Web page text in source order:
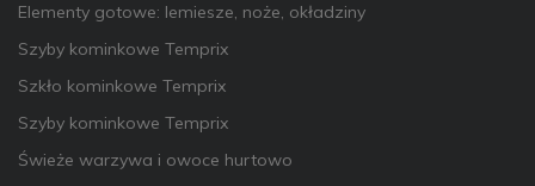
Elementy gotowe: lemiesze, noże, okładziny
Szyby kominkowe Temprix
Szkło kominkowe Temprix
Szyby kominkowe Temprix
Świeże warzywa i owoce hurtowo